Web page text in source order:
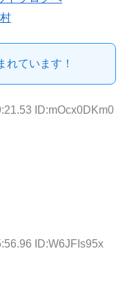
れています！
ID:mOcx0DKm0
ID:W6JFIs95x